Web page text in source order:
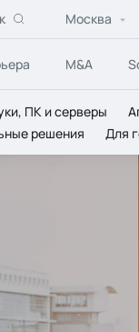
Москва
M&A
ПК и серверы
решения
Для